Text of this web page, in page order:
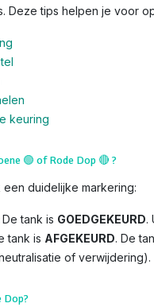
Deze tips helpen je voor
keuring
🟢 of Rode Dop🔴?
duidelijke markering:
De tank is GOEDGEKEURD.
tank is AFGEKEURD. De
of verwijdering).
Dop?